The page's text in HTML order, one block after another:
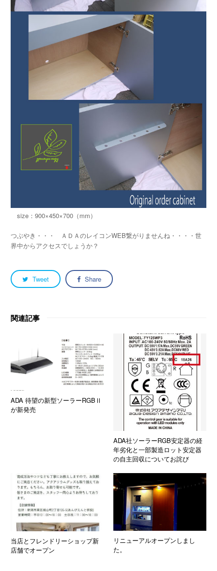
size：900×450×700（mm）
つぶやき・・・ ＡＤＡのレイコンWEB繋がりませんね・・・・世
界中からアクセスでしょうか？
Tweet Share
関連記事
ADA 待望の新型ソーラーRGBⅡ
が新発売
ADA社ソーラーRGB安定器の経
年劣化と一部製造ロット安定器
の自主回収についてお詫び
当店とフレンドリーショップ新
店舗でオープン
リニューアルオープンしまし
た。